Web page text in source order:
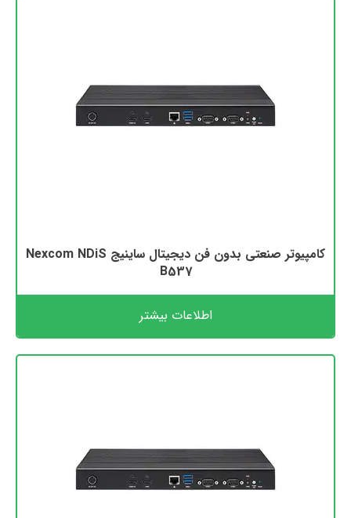
کامپیوتر صنعتی بدون فن دیجیتال ساینیج Nexcom NDiS
B537
اطلاعات بیشتر